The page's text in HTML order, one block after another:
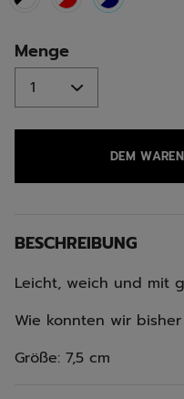
selected
Menge
DEM
BESCHREIBUNG
Leicht, weich und mit
Wie konnten wir
Größe: 7,5 cm